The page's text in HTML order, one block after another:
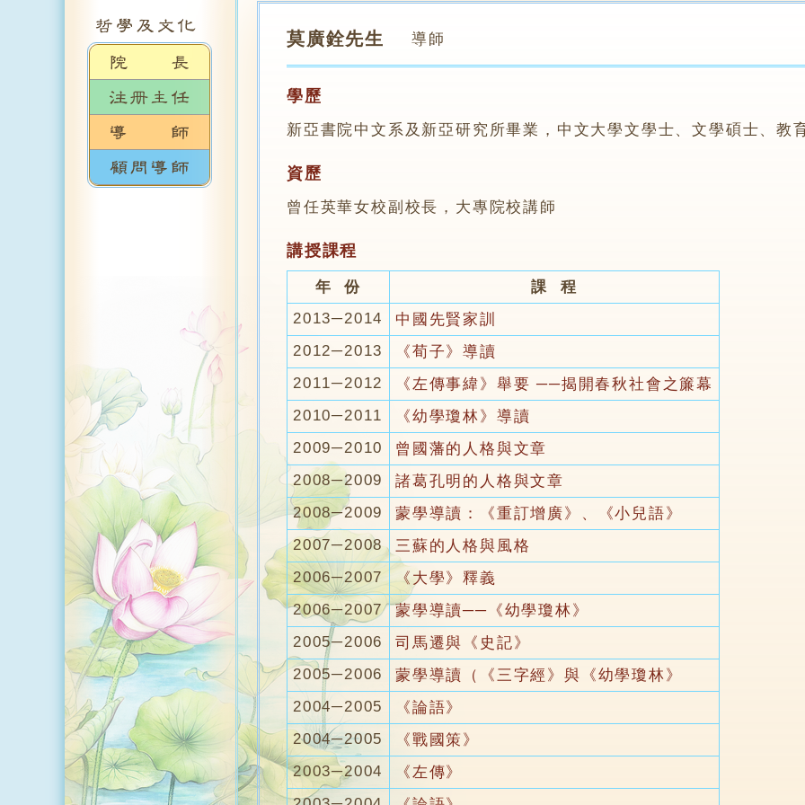
莫廣銓先生 導師
學歷
新亞書院中文系及新亞研究所畢業，中文大學文學士、文學碩士、教
資歷
曾任英華女校副校長，大專院校講師
講授課程
年 份
課 程
2013─2014
中國先賢家訓
2012─2013
《荀子》導讀
2011─2012
《左傳事緯》舉要 ──揭開春秋社會之簾幕
2010─2011
《幼學瓊林》導讀
2009─2010
曾國藩的人格與文章
2008─2009
諸葛孔明的人格與文章
2008─2009
蒙學導讀：《重訂增廣》、《小兒語》
2007─2008
三蘇的人格與風格
2006─2007
《大學》釋義
2006─2007
蒙學導讀──《幼學瓊林》
2005─2006
司馬遷與《史記》
2005─2006
蒙學導讀（《三字經》與《幼學瓊林》
2004─2005
《論語》
2004─2005
《戰國策》
2003─2004
《左傳》